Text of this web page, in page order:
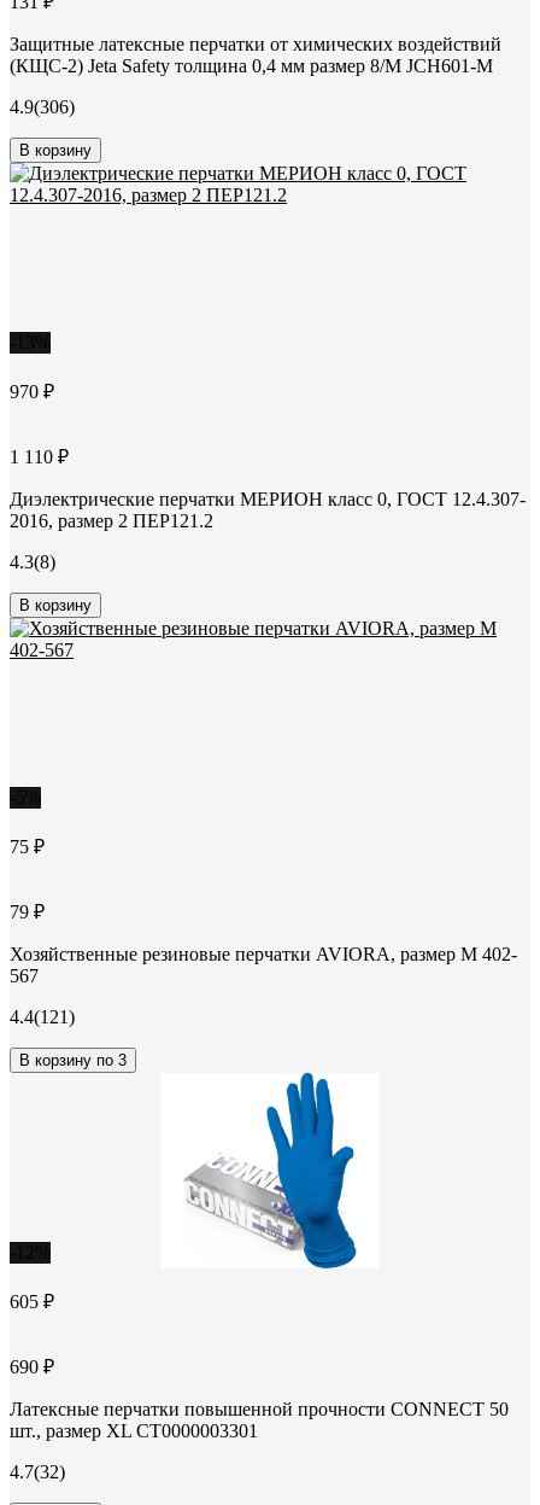
Защитные латексные перчатки от химических воздействий
(КЩС-2) Jeta Safety толщина 0,4 мм размер 8/М JCH601-M
4.9(306)
В корзину
970 ₽
1 110 ₽
Диэлектрические перчатки МЕРИОН класс 0, ГОСТ 12.4.307-
2016, размер 2 ПЕР121.2
4.3(8)
В корзину
75 ₽
79 ₽
Хозяйственные резиновые перчатки AVIORA, размер M 402-
567
4.4(121)
В корзину по 3
605 ₽
690 ₽
Латексные перчатки повышенной прочности CONNECT 50
шт., размер XL CТ0000003301
4.7(32)